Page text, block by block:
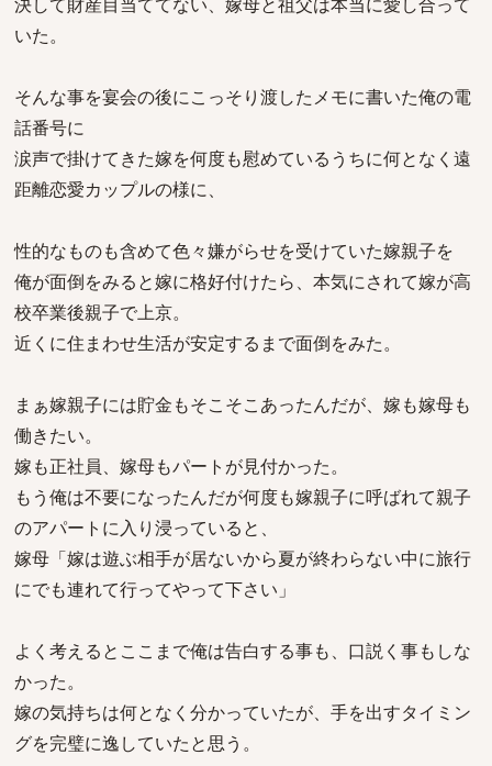
いた。
そんな事を宴会の後にこっそり渡したメモに書いた俺の電
話番号に
涙声で掛けてきた嫁を何度も慰めているうちに何となく遠
距離恋愛カップルの様に、
性的なものも含めて色々嫌がらせを受けていた嫁親子を
俺が面倒をみると嫁に格好付けたら、本気にされて嫁が高
校卒業後親子で上京。
近くに住まわせ生活が安定するまで面倒をみた。
まぁ嫁親子には貯金もそこそこあったんだが、嫁も嫁母も
働きたい。
嫁も正社員、嫁母もパートが見付かった。
もう俺は不要になったんだが何度も嫁親子に呼ばれて親子
のアパートに入り浸っていると、
嫁母「嫁は遊ぶ相手が居ないから夏が終わらない中に旅行
にでも連れて行ってやって下さい」
よく考えるとここまで俺は告白する事も、口説く事もしな
かった。
嫁の気持ちは何となく分かっていたが、手を出すタイミン
グを完璧に逸していたと思う。